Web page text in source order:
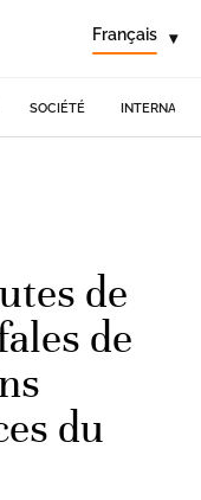
Français ▾
SOCIÉTÉ
de
de
du